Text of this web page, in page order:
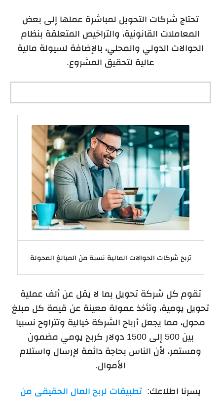
تحتاج شركات التحويل لمباشرة عملها إلى بعض
المعاملات القانونية، والتراخيص المتعلقة بنظام
الحوالات الدولي والمحلي، بالإضافة لسيولة مالية
عالية لتحقيق المشروع.
تربح شركات الحوالات المالية نسبة من المبالغ المحولة
تقوم كل شركة تحويل بما لا يقل عن ألف عملية
تحويل يومية، وتأخذ عمولة معينة عن قيمة كل مبلغ
محول، مما يجعل أرباح الشركة خيالية وتتراوح نسبيا
بين 500 إلى 1500 دولار كربح يومي مضمون
ومستمر، لأن الناس بحاجة دائمة لإرسال واستلام
الأموال.
يسرنا اطلاعك: تطبيقات لربح المال الحقيقي من